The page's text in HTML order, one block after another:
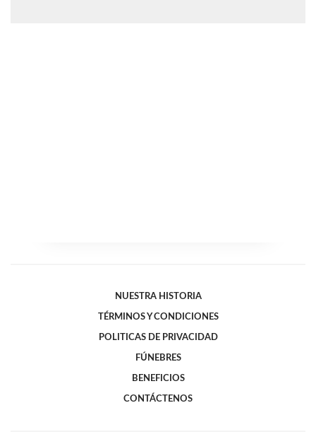
NUESTRA HISTORIA
TÉRMINOS Y CONDICIONES
POLITICAS DE PRIVACIDAD
FÚNEBRES
BENEFICIOS
CONTÁCTENOS